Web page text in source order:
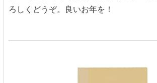
ろしくどうぞ。良いお年を！